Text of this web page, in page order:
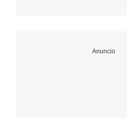
Anuncio